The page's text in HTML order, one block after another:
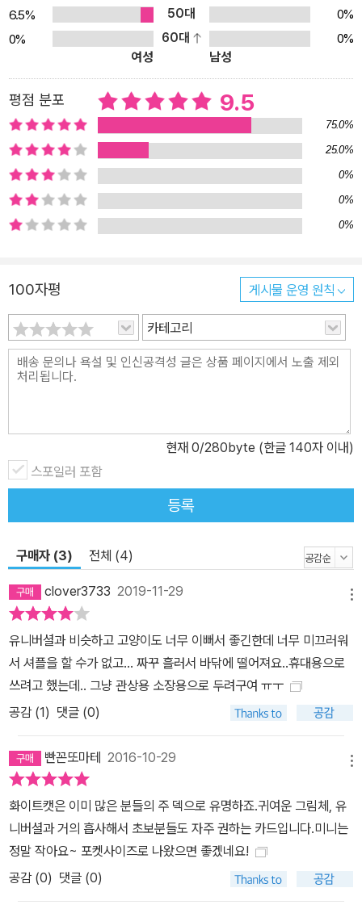
6.5%
50대
0%
0%
60대
0%
여성
남성
평점 분포 9.5
75.0%
25.0%
0%
0%
0%
100자평 게시물 운영 원칙
카테고리
현재 0/280byte (한글 140자 이내)
스포일러 포함
등록
구매자 (3) 전체 (4)
clover3733 2019-11-29
유니버셜과 비슷하고 고양이도 너무 이뻐서 좋긴한데 너무 미끄러워
서 셔플을 할 수가 없고... 짜꾸 흘러서 바닦에 떨어져요..휴대용으로
쓰려고 했는데.. 그냥 관상용 소장용으로 두려구여 ㅠㅜ
공감 (1) 댓글 (0)
빤꼰또마테 2016-10-29
화이트캣은 이미 많은 분들의 주 덱으로 유명하죠.귀여운 그림체, 유
니버셜과 거의 흡사해서 초보분들도 자주 권하는 카드입니다.미니는
정말 작아요~ 포켓사이즈로 나왔으면 좋겠네요!
공감 (0) 댓글 (0)